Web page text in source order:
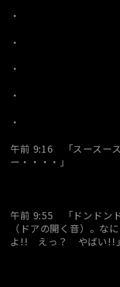
・
・
・
・
・
午前 9:16 「スースー
ー・・・・」
午前 9:55 「ドンドン
（ドアの開く音）。
よ!! えっ？ やばい!!」